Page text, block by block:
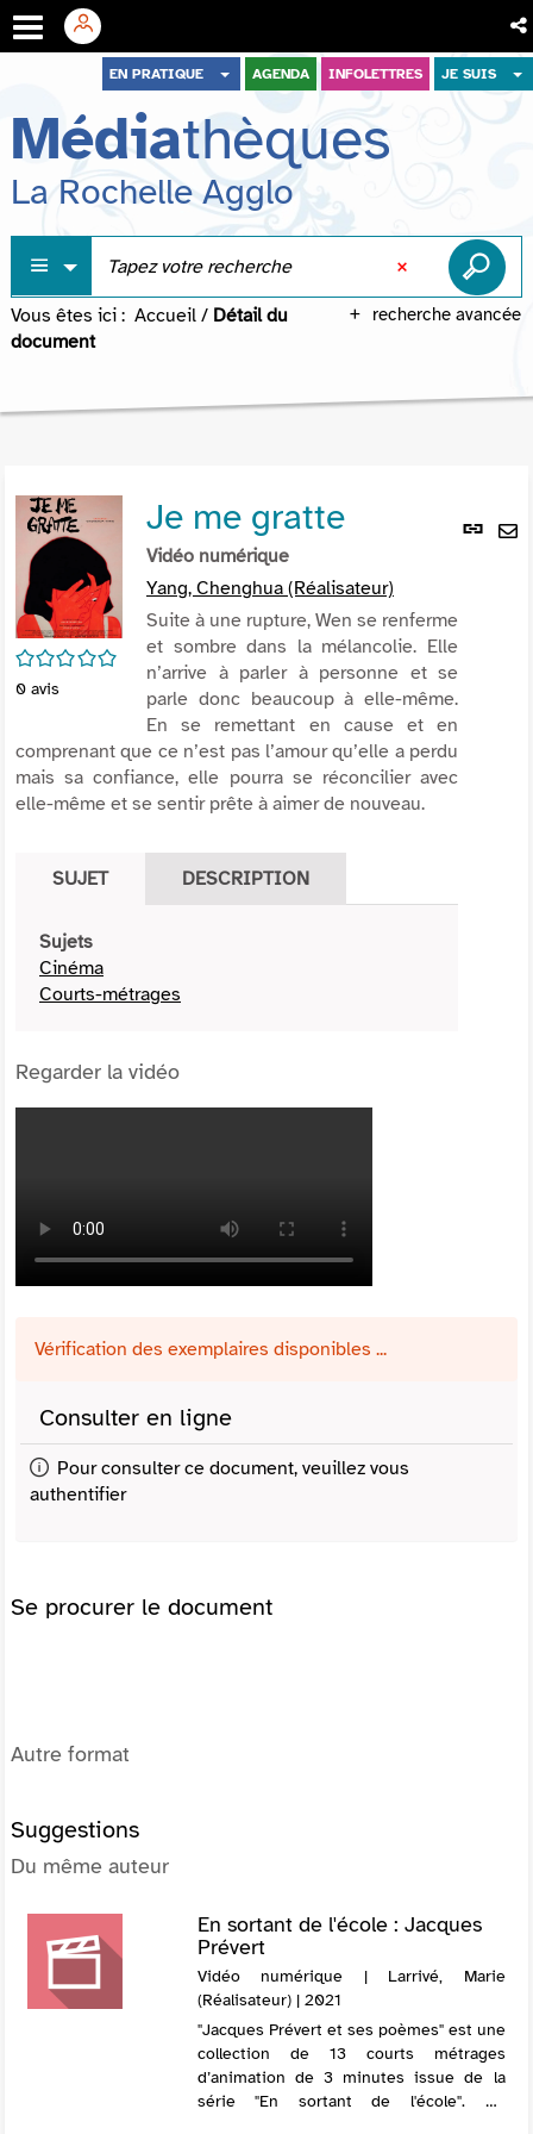
menu
contenu
recherche
EN PRATIQUE AGENDA INFOLETTRES JE SUIS
Médiathèques
La Rochelle Agglo
recherche avancée
Vous êtes ici : Accueil / Détail du
document
Lien
/5
0 avis
Je me gratte
Vidéo numérique
Yang, Chenghua (Réalisateur)
Suite à une rupture, Wen se renferme
et sombre dans la mélancolie. Elle
n’arrive à parler à personne et se
parle donc beaucoup à elle-même.
En se remettant en cause et en
comprenant que ce n’est pas l’amour qu’elle a perdu
mais sa confiance, elle pourra se réconcilier avec
elle-même et se sentir prête à aimer de nouveau.
SUJET DESCRIPTION
Sujets
Cinéma
Courts-métrages
Regarder la vidéo
Vérification des exemplaires disponibles ...
Consulter en ligne
Pour consulter ce document, veuillez vous
authentifier
Se procurer le document
Autre format
Suggestions
Du même auteur
En sortant de l'école : Jacques
Prévert
Vidéo numérique | Larrivé, Marie
(Réalisateur) | 2021
"Jacques Prévert et ses poèmes" est une
collection de 13 courts métrages
d’animation de 3 minutes issue de la
série "En sortant de l'école". Ce